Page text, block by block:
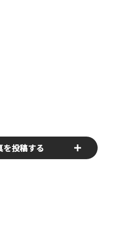
を投稿する
お送りください！あなたの写真